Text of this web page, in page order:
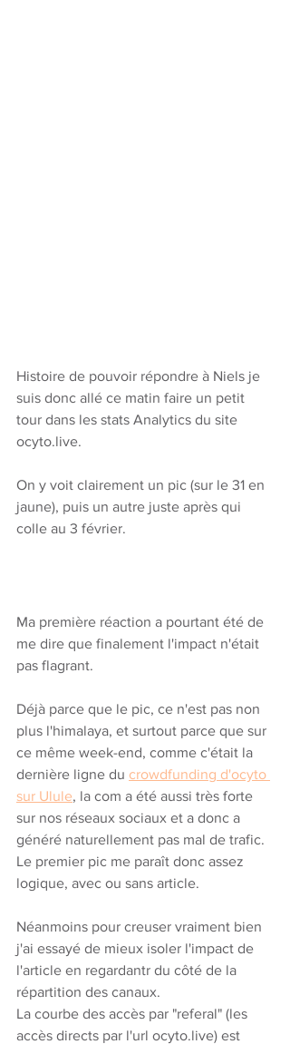
Histoire de pouvoir répondre à Niels je
suis donc allé ce matin faire un petit
tour dans les stats Analytics du site
ocyto.live.
On y voit clairement un pic (sur le 31 en
jaune), puis un autre juste après qui
colle au 3 février.
Ma première réaction a pourtant été de
me dire que finalement l'impact n'était
pas flagrant.
Déjà parce que le pic, ce n'est pas non
plus l'himalaya, et surtout parce que sur
ce même week-end, comme c'était la
dernière ligne du crowdfunding d'ocyto
sur Ulule, la com a été aussi très forte
sur nos réseaux sociaux et a donc a
généré naturellement pas mal de trafic.
Le premier pic me paraît donc assez
logique, avec ou sans article.
Néanmoins pour creuser vraiment bien
j'ai essayé de mieux isoler l'impact de
l'article en regardantr du côté de la
répartition des canaux.
La courbe des accès par "referal" (les
accès directs par l'url ocyto.live) est